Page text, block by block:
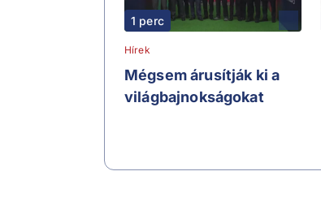
1 perc
Hírek
Mégsem árusítják ki a
világbajnokságokat